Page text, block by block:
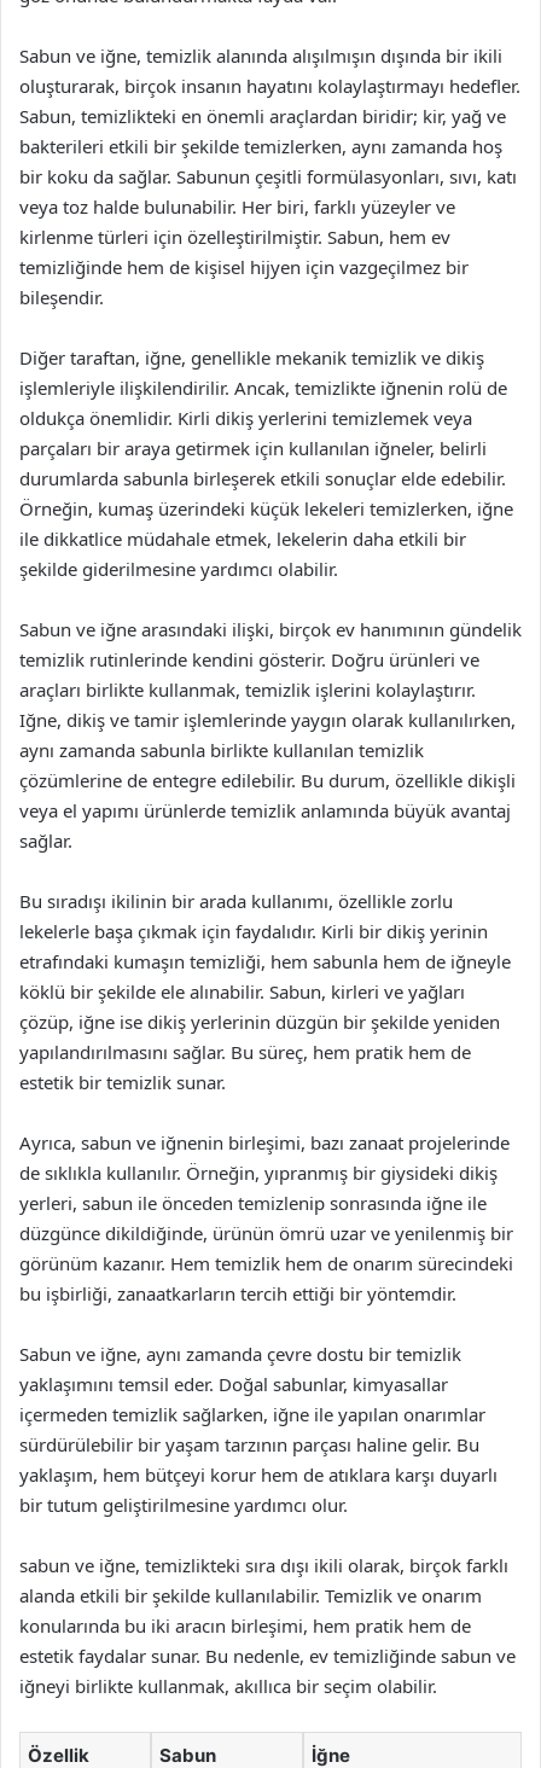
Sabun ve iğne, temizlik alanında alışılmışın dışında bir ikili
oluşturarak, birçok insanın hayatını kolaylaştırmayı hedefler.
Sabun, temizlikteki en önemli araçlardan biridir; kir, yağ ve
bakterileri etkili bir şekilde temizlerken, aynı zamanda hoş
bir koku da sağlar. Sabunun çeşitli formülasyonları, sıvı, katı
veya toz halde bulunabilir. Her biri, farklı yüzeyler ve
kirlenme türleri için özelleştirilmiştir. Sabun, hem ev
temizliğinde hem de kişisel hijyen için vazgeçilmez bir
bileşendir.
Diğer taraftan, iğne, genellikle mekanik temizlik ve dikiş
işlemleriyle ilişkilendirilir. Ancak, temizlikte iğnenin rolü de
oldukça önemlidir. Kirli dikiş yerlerini temizlemek veya
parçaları bir araya getirmek için kullanılan iğneler, belirli
durumlarda sabunla birleşerek etkili sonuçlar elde edebilir.
Örneğin, kumaş üzerindeki küçük lekeleri temizlerken, iğne
ile dikkatlice müdahale etmek, lekelerin daha etkili bir
şekilde giderilmesine yardımcı olabilir.
Sabun ve iğne arasındaki ilişki, birçok ev hanımının gündelik
temizlik rutinlerinde kendini gösterir. Doğru ürünleri ve
araçları birlikte kullanmak, temizlik işlerini kolaylaştırır.
Iğne, dikiş ve tamir işlemlerinde yaygın olarak kullanılırken,
aynı zamanda sabunla birlikte kullanılan temizlik
çözümlerine de entegre edilebilir. Bu durum, özellikle dikişli
veya el yapımı ürünlerde temizlik anlamında büyük avantaj
sağlar.
Bu sıradışı ikilinin bir arada kullanımı, özellikle zorlu
lekelerle başa çıkmak için faydalıdır. Kirli bir dikiş yerinin
etrafındaki kumaşın temizliği, hem sabunla hem de iğneyle
köklü bir şekilde ele alınabilir. Sabun, kirleri ve yağları
çözüp, iğne ise dikiş yerlerinin düzgün bir şekilde yeniden
yapılandırılmasını sağlar. Bu süreç, hem pratik hem de
estetik bir temizlik sunar.
Ayrıca, sabun ve iğnenin birleşimi, bazı zanaat projelerinde
de sıklıkla kullanılır. Örneğin, yıpranmış bir giysideki dikiş
yerleri, sabun ile önceden temizlenip sonrasında iğne ile
düzgünce dikildiğinde, ürünün ömrü uzar ve yenilenmiş bir
görünüm kazanır. Hem temizlik hem de onarım sürecindeki
bu işbirliği, zanaatkarların tercih ettiği bir yöntemdir.
Sabun ve iğne, aynı zamanda çevre dostu bir temizlik
yaklaşımını temsil eder. Doğal sabunlar, kimyasallar
içermeden temizlik sağlarken, iğne ile yapılan onarımlar
sürdürülebilir bir yaşam tarzının parçası haline gelir. Bu
yaklaşım, hem bütçeyi korur hem de atıklara karşı duyarlı
bir tutum geliştirilmesine yardımcı olur.
sabun ve iğne, temizlikteki sıra dışı ikili olarak, birçok farklı
alanda etkili bir şekilde kullanılabilir. Temizlik ve onarım
konularında bu iki aracın birleşimi, hem pratik hem de
estetik faydalar sunar. Bu nedenle, ev temizliğinde sabun ve
iğneyi birlikte kullanmak, akıllıca bir seçim olabilir.
Özellik Sabun İğne